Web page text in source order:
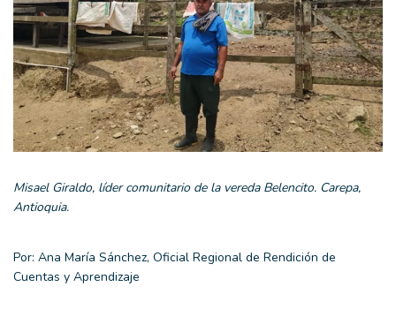
Misael Giraldo, líder comunitario de la vereda Belencito. Carepa,
Antioquia.
Por: Ana María Sánchez, Oficial Regional de Rendición de
Cuentas y Aprendizaje